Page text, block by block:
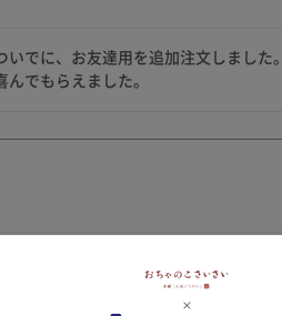
でに、お友達用を追加注文しました。
でもらえました。
寧坂で買ってからの大ファンです。